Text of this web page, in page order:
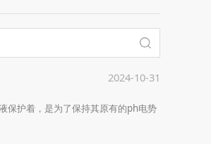
2024-10-31
保护着，是为了保持其原有的ph电势